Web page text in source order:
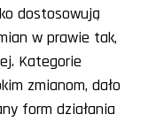
dostosowują
w prawie tak,
Kategorie
zmianom, dało
form działania